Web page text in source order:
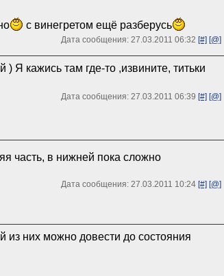
с винегретом ещё разберусь
Дата сообщения: 27.03.2011 06:32 [#] [@]
Я кажись там где-то ,извините, титьки
Дата сообщения: 27.03.2011 06:39 [#] [@]
часть, в нижней пока сложно
Дата сообщения: 27.03.2011 10:24 [#] [@]
из них можно довести до состояния